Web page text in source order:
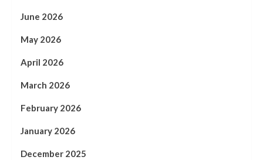
June 2026
May 2026
April 2026
March 2026
February 2026
January 2026
December 2025